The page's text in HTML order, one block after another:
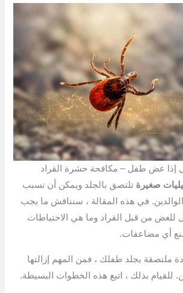
إذا عض طفل – مكافحة حشرة القراد
صغيرة تلتصق بالجلد ويمكن أن تسبب
في هذه المقالة ، سنناقش ما يجب
للعض من قبل القراد وما هي الاحتياطات
أي مضاعفات.
ملتصقة بجلد طفلك ، فمن المهم إزالتها
بذلك ، اتبع هذه الخطوات البسيطة.